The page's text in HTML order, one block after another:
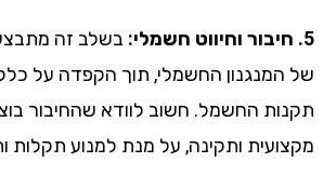
בשלב זה מתבצע
המנגנון החשמלי, תוך הקפדה על כללי
החשמל. חשוב לוודא שהחיבור בוצע
ותקינה, על מנת למנוע תקלות